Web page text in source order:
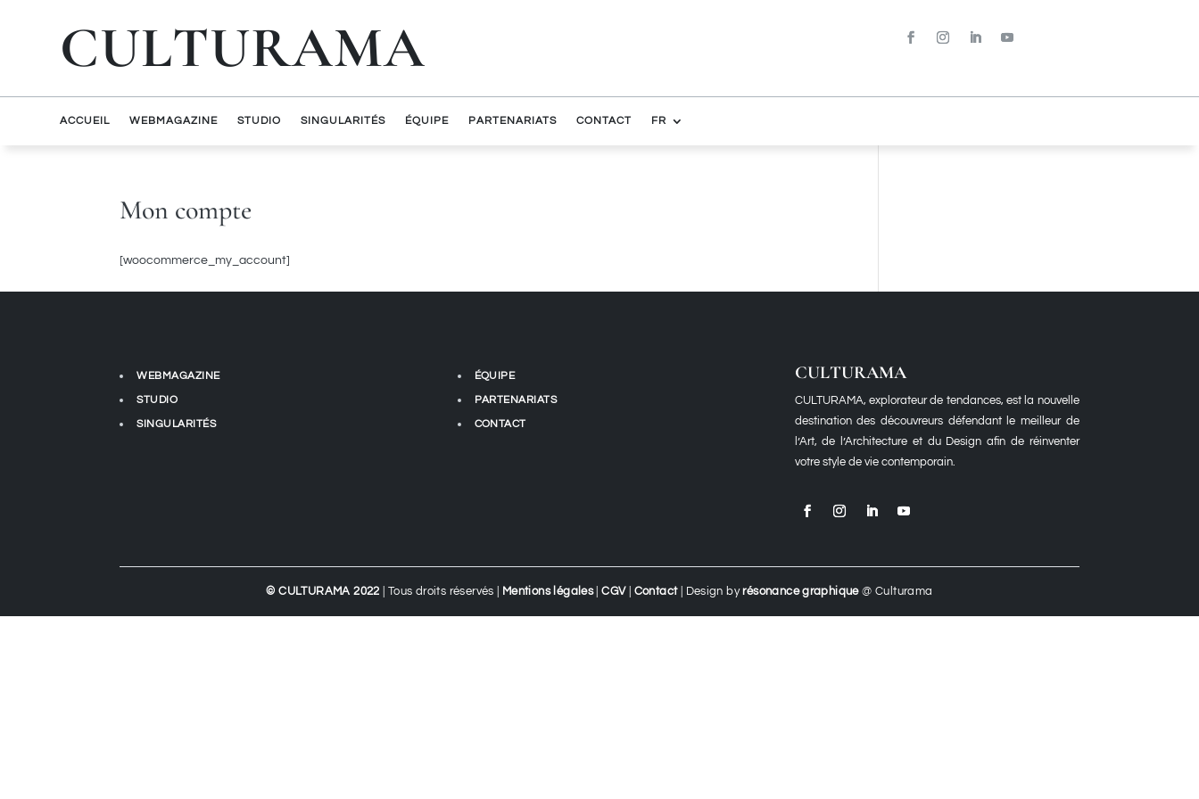
CULTURAMA
ACCUEIL WEBMAGAZINE STUDIO SINGULARITÉS ÉQUIPE PARTENARIATS CONTACT FR
Mon compte
[woocommerce_my_account]
WEBMAGAZINE
STUDIO
SINGULARITÉS
ÉQUIPE
PARTENARIATS
CONTACT
CULTURAMA
CULTURAMA, explorateur de tendances, est la nouvelle
destination des découvreurs défendant le meilleur de
l’Art, de l’Architecture et du Design afin de réinventer
votre style de vie contemporain.
© CULTURAMA 2022 | Tous droits réservés | Mentions légales| CGV| Contact| Design byrésonance graphique @ Culturama